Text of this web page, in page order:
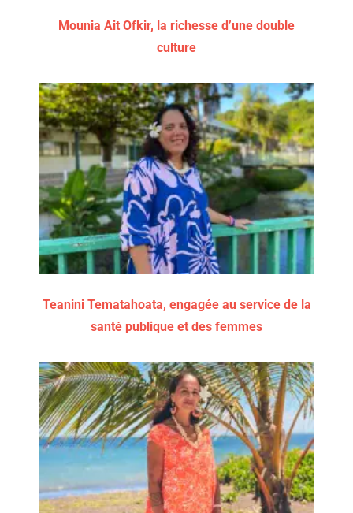
Mounia Ait Ofkir, la richesse d’une double
culture
Teanini Tematahoata, engagée au service de la
santé publique et des femmes